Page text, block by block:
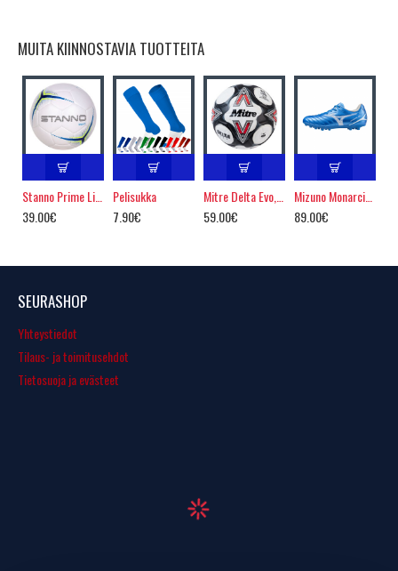
MUITA KIINNOSTAVIA TUOTTEITA
39.00€
Pelisukka
7.90€
59.00€
Mizuno Monarcida III AG PRO, blue
89.00€
SEURASHOP
Yhteystiedot
Tilaus- ja toimitusehdot
Tietosuoja ja evästeet